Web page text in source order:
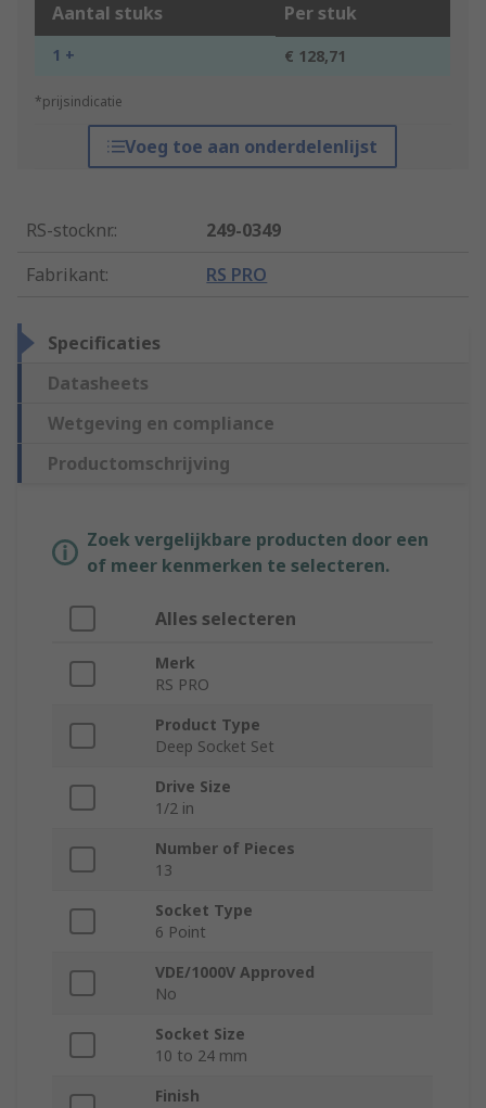
Aantal stuks Per stuk
1 + € 128,71
*prijsindicatie
Voeg toe aan onderdelenlijst
RS-stocknr.:
249-0349
Fabrikant: RS PRO
Specificaties
Datasheets
Wetgeving en compliance
Productomschrijving
Zoek vergelijkbare producten door een
of meer kenmerken te selecteren.
Alles selecteren
Merk
RS PRO
Product Type
Deep Socket Set
Drive Size
1/2 in
Number of Pieces
13
Socket Type
6 Point
VDE/1000V Approved
No
Socket Size
10 to 24 mm
Finish